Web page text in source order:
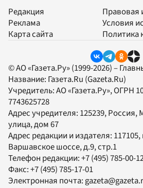
Редакция
Реклама
Карта сайта
Правовая
Условия
Политика
© АО «Газета.Ру» (1999-2026) –
Название: Газета.Ru (Gazeta.Ru)
Учредитель:АО «Газета.Ру», ОГРН
7743625728
Адрес учредителя: 125239, Россия,
улица, дом 67
Адрес редакции и издателя: 117105,
Варшавское шоссе, д.9, стр.1
Телефон редакции:+7 (495) 785-00-
Факс:+7 (495) 785-17-01
Электронная почта: